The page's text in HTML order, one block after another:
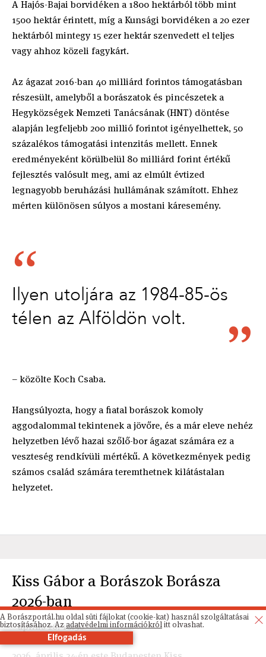
A Hajós-Bajai borvidéken a 1800 hektárból több mint
1500 hektár érintett, míg a Kunsági borvidéken a 20 ezer
hektárból mintegy 15 ezer hektár szenvedett el teljes
vagy ahhoz közeli fagykárt.
Az ágazat 2016-ban 40 milliárd forintos támogatásban
részesült, amelyből a borászatok és pincészetek a
Hegyközségek Nemzeti Tanácsának (HNT) döntése
alapján legfeljebb 200 millió forintot igényelhettek, 50
százalékos támogatási intenzitás mellett. Ennek
eredményeként körülbelül 80 milliárd forint értékű
fejlesztés valósult meg, ami az elmúlt évtized
legnagyobb beruházási hullámának számított. Ehhez
mérten különösen súlyos a mostani káresemény.
Ilyen utoljára az 1984-85-ös
télen az Alföldön volt.
– közölte Koch Csaba.
Hangsúlyozta, hogy a fiatal borászok komoly
aggodalommal tekintenek a jövőre, és a már eleve nehéz
helyzetben lévő hazai szőlő-bor ágazat számára ez a
veszteség rendkívüli mértékű. A következmények pedig
számos család számára teremthetnek kilátástalan
helyzetet.
Kiss Gábor a Borászok Borásza
2026-ban
április 26. 10:50
A Borászportál.hu oldal süti fájlokat (cookie-kat) használ szolgáltatásai
biztosításához. Azadatvédelmi információkrólitt olvashat.
Elfogadás